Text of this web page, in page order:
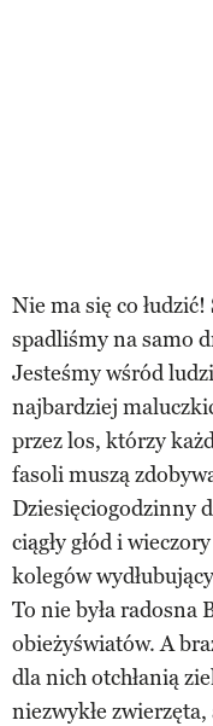
Nie ma się co
spadliśmy na samo
Jesteśmy wśród
najbardziej
przez los, którzy
fasoli muszą
Dziesięciogodzinny
ciągły głód i
kolegów
To nie była radosna
obieżyświatów. A
dla nich otchłanią
niezwykłe